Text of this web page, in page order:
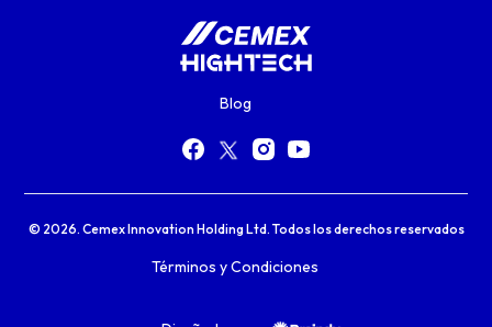
Blog
© 2026. Cemex Innovation Holding Ltd. Todos los derechos reservados
Términos y Condiciones